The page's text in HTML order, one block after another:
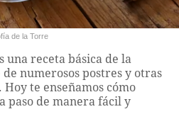
de la Torre
una receta básica de la
numerosos postres y otras
te enseñamos cómo
paso de manera fácil y